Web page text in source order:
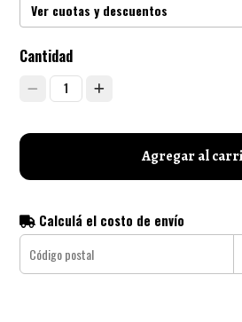
Ver cuotas y descuentos
Cantidad
1
Agregar al
Calculá el costo de envío